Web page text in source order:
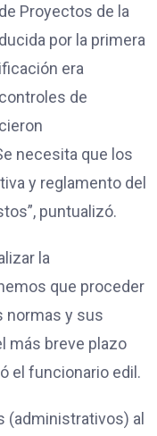
Proyectos de la
por la primera
era
de
necesita que los
y reglamento del
puntualizó.
la
que proceder
normas y sus
más breve plazo
el funcionario edil.
(administrativos) al